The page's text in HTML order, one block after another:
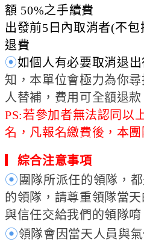
額 50%之手續費
出發前5日內取消者(不
退費
⦿如個人有必要取消退出
知，本單位會極力為你
人替補，費用可全額退
PS:若參加者無法認同以
名，凡報名繳費後，本
綜合注意事項
⦿ 團隊所派任的領隊，
的領隊，請尊重領隊當
與信任交給我們的領隊唷
⦿領隊會因當天人員與